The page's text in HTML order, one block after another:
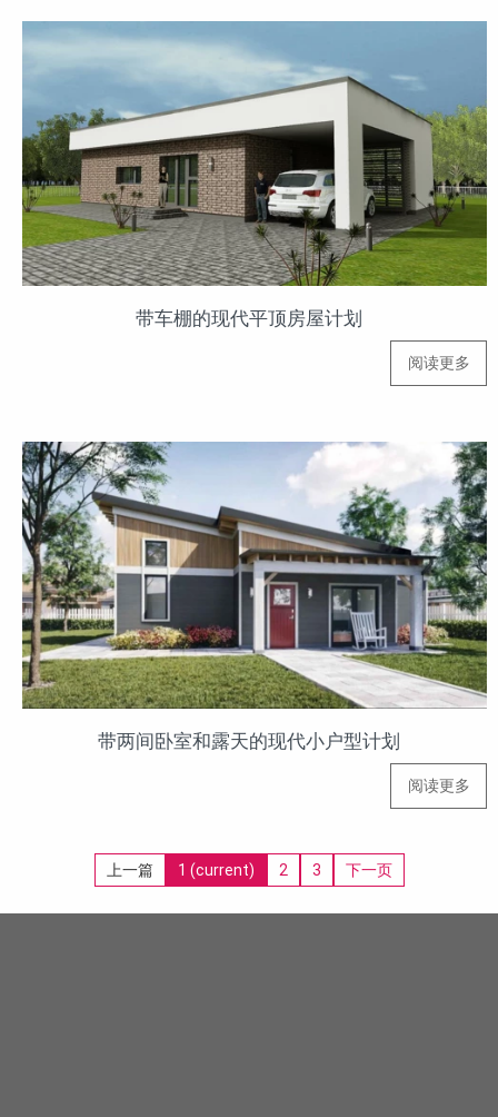
带车棚的现代平顶房屋计划
阅读更多
带两间卧室和露天的现代小户型计划
阅读更多
上一篇 1 (current) 2 3 下一页